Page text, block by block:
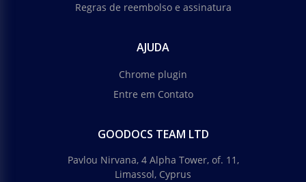
Regras de reembolso e assinatura
AJUDA
Chrome plugin
Entre em Contato
GOODOCS TEAM LTD
Pavlou Nirvana, 4 Alpha Tower, of. 11,
Limassol, Cyprus